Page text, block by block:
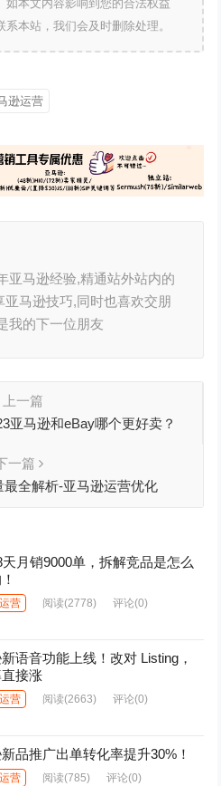
如本文内容影响到您的合法权益
系本站，我们会及时删除处理。
逊运营
亚马逊经验,精通站外站内的
马逊技巧,同时也喜欢交朋
我的下一位朋友
一篇
亚马逊和eBay哪个更好卖？
一篇
最全解析-亚马逊运营优化
天月销9000单，拆解竞品是怎么
营 阅读(2778) 评论(0)
语音功能上线！改对 Listing，
接涨
营 阅读(2663) 评论(0)
品推广出单转化率提升30%！
营 阅读(785) 评论(0)